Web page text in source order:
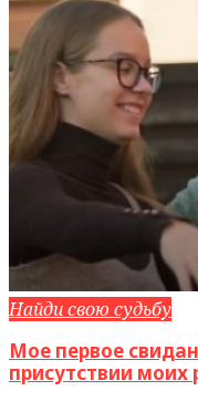
Найди свою судьбу
Мое первое
присутствии моих